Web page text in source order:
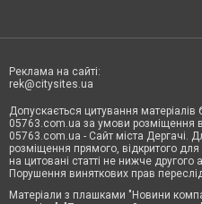
Реклама на сайті:
rek@citysites.ua
Допускається цитування
05763.com.ua за умови розміщення
05763.com.ua - Сайт міста Дергачі.
розміщення прямого, відкритого
на цитовані статті не нижче другого
Порушення виняткових прав
Матеріали з плашками "Новини